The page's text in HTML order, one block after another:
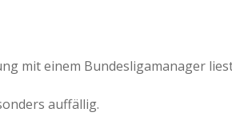
r
mit einem Bundesligamanager
auffällig.